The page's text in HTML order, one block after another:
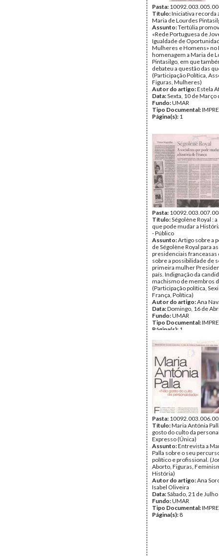
Pasta:
Título:Iniciativa recorda
Maria de Lourdes
Assunto:Tertúlia
«Rede Portuguesa de
Igualdade de
Mulheres e Homens» no
homenagem a Maria de
Pintasilgo, em que
debateu a questão das
(Participação Política,
Figuras, Mulheres)
Autor do artigo:Estela
Data:Sexta, 10 de Março
Fundo:UMAR
Tipo Documental:
Página(s): 1
Pasta:
Título:Ségolène Royal :
que pode mudar a
- Público
Assunto:Artigo sobre a
de Ségolène Royal para
presidenciais franceasas
sobre a possibilidade de
primeira mulher
país. Indignação da
machismo de membros
(Participação política,
França, Política)
Autor do artigo:Ana
Data:Domingo, 16 de
Fundo:UMAR
Tipo Documental:
Página(s): 1
Pasta:
Título:Maria Antónia
gosto do culto da
Expresso (Única)
Assunto:Entrevista a
Palla sobre o seu
político e profissional.
Aborto, Figuras,
História)
Autor do artigo:Ana
Isabel Oliveira
Data:Sábado, 21 de
Fundo:UMAR
Tipo Documental:
Página(s): 8